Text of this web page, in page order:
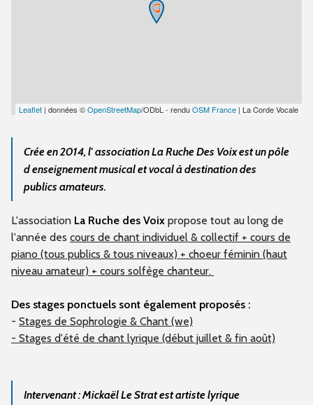
Leaflet | données ©OpenStreetMap/ODbL - renduOSM France | La Corde Vocale
Crée en 2014, l' association La Ruche Des Voix est un pôle
d enseignement musical et vocal à destination des
publics amateurs.
L'association La Ruche des Voix propose tout au long de
l'année des cours de chant individuel & collectif + cours de
piano (tous publics & tous niveaux) + choeur féminin (haut
niveau amateur) + cours solfège chanteur.
Des stages ponctuels sont également proposés :
- Stages de Sophrologie & Chant (we)
- Stages d'été de chant lyrique (début juillet & fin août)
Intervenant : Mickaël Le Strat est artiste lyrique